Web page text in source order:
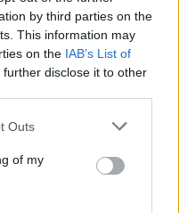
by third parties on the
This information may
on the IAB’s List of
further disclose it to other
Outs
of my
patřit neckám
opět konat na Novém